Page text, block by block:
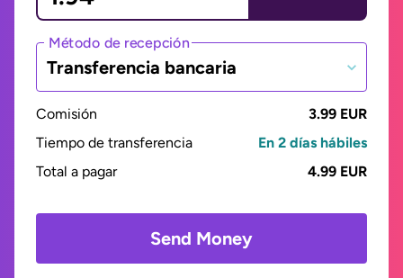
Método de recepción
Transferencia bancaria
Comisión
3.99 EUR
Tiempo de transferencia
En 2 días hábiles
Total a pagar
4.99 EUR
Send Money